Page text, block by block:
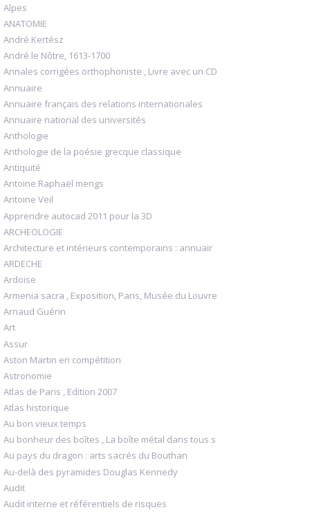
Alpes
ANATOMIE
André Kertész
André le Nôtre, 1613-1700
Annales corrigées orthophoniste , Livre avec un CD
Annuaire
Annuaire français des relations internationales
Annuaire national des universités
Anthologie
Anthologie de la poésie grecque classique
Antiquité
Antoine Raphaël mengs
Antoine Veil
Apprendre autocad 2011 pour la 3D
ARCHEOLOGIE
Architecture et intérieurs contemporains : annuair
ARDECHE
Ardoise
Armenia sacra , Exposition, Paris, Musée du Louvre
Arnaud Guérin
Art
Assur
Aston Martin en compétition
Astronomie
Atlas de Paris , Edition 2007
Atlas historique
Au bon vieux temps
Au bonheur des boîtes , La boîte métal dans tous s
Au pays du dragon : arts sacrés du Bouthan
Au-delà des pyramides Douglas Kennedy
Audit
Audit interne et référentiels de risques